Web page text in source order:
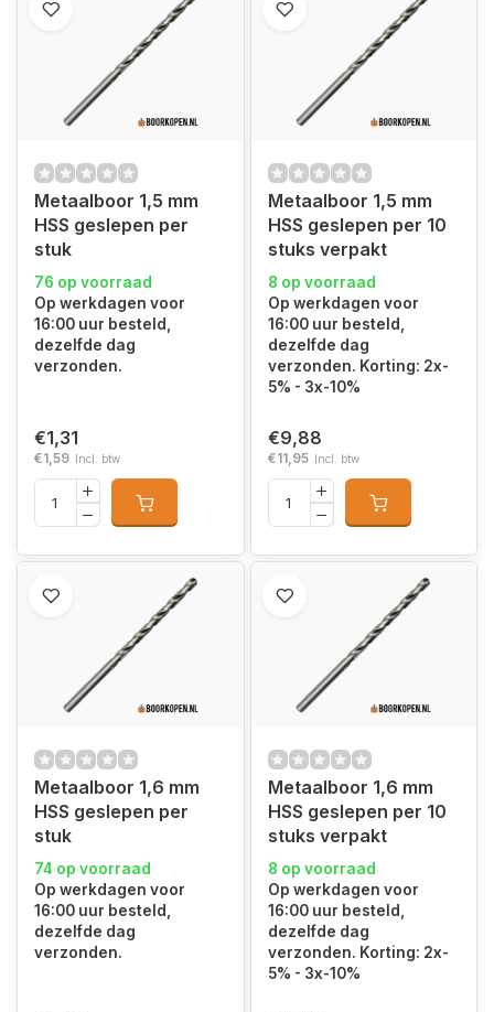
Metaalboor 1,5 mm
HSS geslepen per
stuk
76 op voorraad
Op werkdagen voor
16:00 uur besteld,
dezelfde dag
verzonden.
€1,31
€1,59 Incl. btw
Metaalboor 1,5 mm
HSS geslepen per 10
stuks verpakt
8 op voorraad
Op werkdagen voor
16:00 uur besteld,
dezelfde dag
verzonden. Korting: 2x-
5% - 3x-10%
€9,88
€11,95 Incl. btw
Metaalboor 1,6 mm
HSS geslepen per
stuk
74 op voorraad
Op werkdagen voor
16:00 uur besteld,
dezelfde dag
verzonden.
Metaalboor 1,6 mm
HSS geslepen per 10
stuks verpakt
8 op voorraad
Op werkdagen voor
16:00 uur besteld,
dezelfde dag
verzonden. Korting: 2x-
5% - 3x-10%